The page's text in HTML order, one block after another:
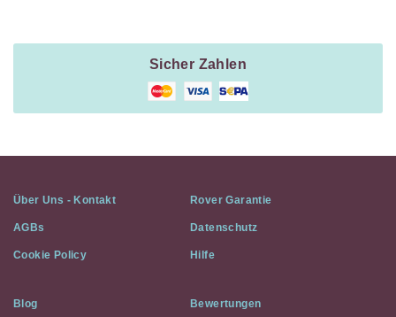
Sicher Zahlen
Über Uns - Kontakt Rover Garantie
AGBs Datenschutz
Cookie Policy Hilfe
Blog Bewertungen